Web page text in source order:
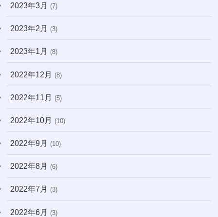
2023年3月 (7)
2023年2月 (3)
2023年1月 (8)
2022年12月 (8)
2022年11月 (5)
2022年10月 (10)
2022年9月 (10)
2022年8月 (6)
2022年7月 (3)
2022年6月 (3)